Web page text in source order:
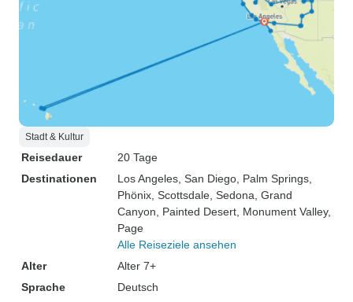
Stadt & Kultur
Reisedauer
20 Tage
Destinationen
Los Angeles , San Diego , Palm Springs
Phönix , Scottsdale , Sedona , Grand
Canyon , Painted Desert , Monument Valley,
Page
Alle Reiseziele ansehen
Alter
Alter 7+
Sprache
Deutsch